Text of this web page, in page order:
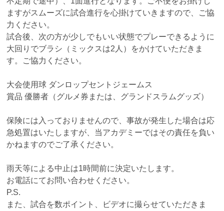
ますがスムーズに試合進行を心掛けていきますので、ご協
力ください。
試合後、次の方が少しでもいい状態でプレーできるように
大回りでブラシ（ミックスは2人）をかけていただきま
す。ご協力ください。
大会使用球 ダンロップセントジェームス
賞品 優勝者（グルメ券または、グランドスラムグッズ）
保険には入っておりませんので、事故が発生した場合は応
急処置はいたしますが、当アカデミーではその責任を負い
かねますのでご了承ください。
雨天等による中止は1時間前に決定いたします。
お電話にてお問い合わせください。
P.S.
また、試合を数ポイント、ビデオに撮らせていただきま